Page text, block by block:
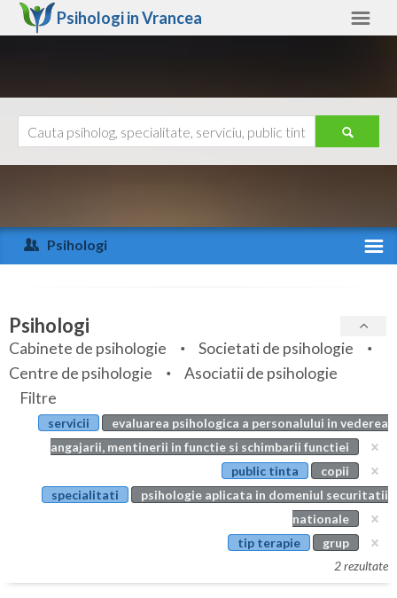
Psihologi inVrancea
Arad
Arges
Bihor
Bistrita-Nasaud
Botosani
Braila
Calarasi
Ajutor
Psihologi
Specialitati
Servicii
Articole
Evenimente
Membri
Psihologi
Cabinete de psihologie
Societati de psihologie
Centre de psihologie
Asociatii de psihologie
Filtre
servicii
evaluarea psihologica a personalului in vederea
angajarii, mentinerii in functie si schimbarii functiei
public tinta
copii
specialitati
psihologie aplicata in domeniul securitatii
nationale
tip terapie
grup
2 rezultate